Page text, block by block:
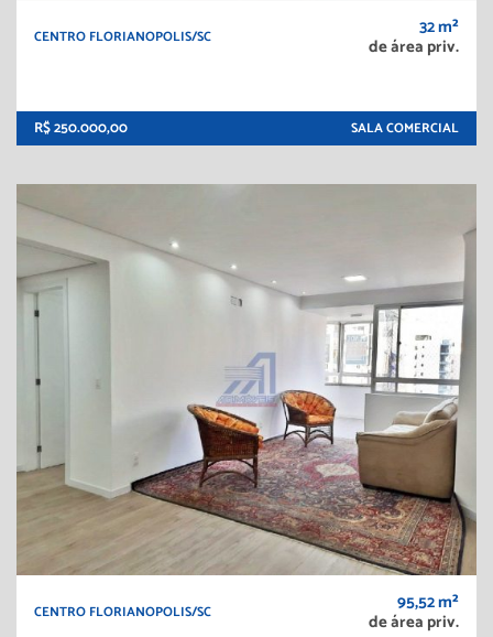
CENTRO FLORIANOPOLIS/SC 32 m²
de área priv.
R$ 250.000,00 SALA COMERCIAL
CENTRO FLORIANOPOLIS/SC 95,52 m²
de área priv.